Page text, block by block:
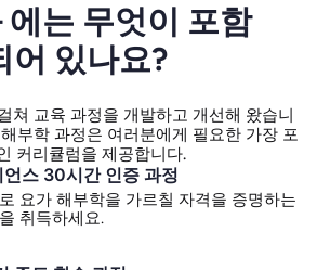
에는 무엇이 포함
어 있나요?
쳐 교육 과정을 개발하고 개선해 왔습니
부학 과정은 여러분에게 필요한 가장 포
커리큘럼을 제공합니다.
언스 30시간 인증 과정
요가 해부학을 가르칠 자격을 증명하는
취득하세요.